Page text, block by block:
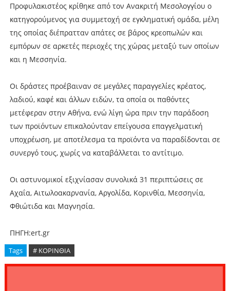
Προφυλακιστέος κρίθηκε από τον Ανακριτή Μεσολογγίου ο
κατηγορούμενος για συμμετοχή σε εγκληματική ομάδα, μέλη
της οποίας διέπρατταν απάτες σε βάρος κρεοπωλών και
εμπόρων σε αρκετές περιοχές της χώρας μεταξύ των οποίων
και η Μεσσηνία.
Οι δράστες προέβαιναν σε μεγάλες παραγγελίες κρέατος,
λαδιού, καφέ και άλλων ειδών, τα οποία οι παθόντες
μετέφεραν στην Αθήνα, ενώ λίγη ώρα πριν την παράδοση
των προϊόντων επικαλούνταν επείγουσα επαγγελματική
υποχρέωση, με αποτέλεσμα τα προϊόντα να παραδίδονται σε
συνεργό τους, χωρίς να καταβάλλεται το αντίτιμο.
Οι αστυνομικοί εξιχνίασαν συνολικά 31 περιπτώσεις σε
Αχαΐα, Αιτωλοακαρνανία, Αργολίδα, Κορινθία, Μεσσηνία,
Φθιώτιδα και Μαγνησία.
ΠΗΓΗ:ert.gr
Tags # ΚΟΡΙΝΘΙΑ